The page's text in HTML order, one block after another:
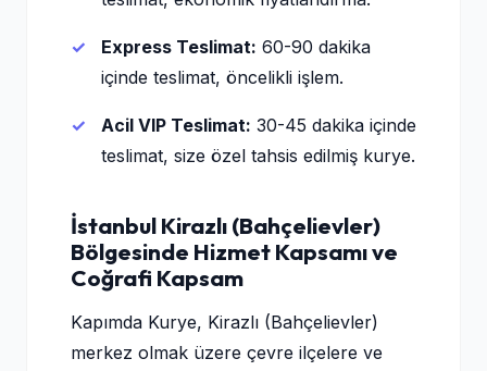
Express Teslimat: 60-90 dakika
içinde teslimat, öncelikli işlem.
Acil VIP Teslimat: 30-45 dakika içinde
teslimat, size özel tahsis edilmiş kurye.
İstanbul Kirazlı (Bahçelievler)
Bölgesinde Hizmet Kapsamı ve
Coğrafi Kapsam
Kapımda Kurye, Kirazlı (Bahçelievler)
merkez olmak üzere çevre ilçelere ve